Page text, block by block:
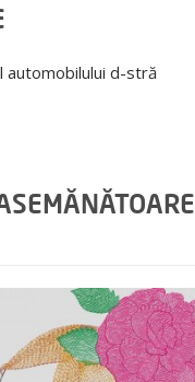
automobilului d-stră